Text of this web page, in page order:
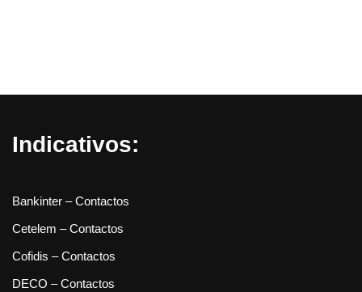
Indicativos:
Bankinter – Contactos
Cetelem – Contactos
Cofidis – Contactos
DECO – Contactos